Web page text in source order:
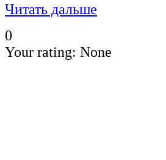
Читать дальше
0
Your rating: None